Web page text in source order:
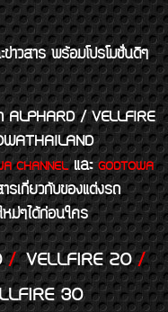
าวสาร พร้อมโปรโมชั่นดีๆ
ALPHARD / VELLFIRE
CHANNELและGODTOWA
รเกี่ยวกับของแต่งรถ
ม่ๆได้ก่อนใคร
/VELLFIRE 20/
30